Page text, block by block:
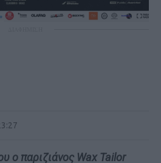
ο παριζιάνος Wax Tailor